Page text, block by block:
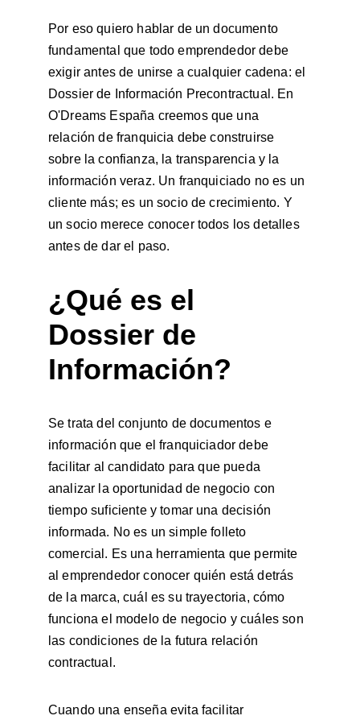
Por eso quiero hablar de un documento
fundamental que todo emprendedor debe
exigir antes de unirse a cualquier cadena: el
Dossier de Información Precontractual. En
O'Dreams España creemos que una
relación de franquicia debe construirse
sobre la confianza, la transparencia y la
información veraz. Un franquiciado no es un
cliente más; es un socio de crecimiento. Y
un socio merece conocer todos los detalles
antes de dar el paso.
¿Qué es el
Dossier de
Información?
Se trata del conjunto de documentos e
información que el franquiciador debe
facilitar al candidato para que pueda
analizar la oportunidad de negocio con
tiempo suficiente y tomar una decisión
informada. No es un simple folleto
comercial. Es una herramienta que permite
al emprendedor conocer quién está detrás
de la marca, cuál es su trayectoria, cómo
funciona el modelo de negocio y cuáles son
las condiciones de la futura relación
contractual.
Cuando una enseña evita facilitar